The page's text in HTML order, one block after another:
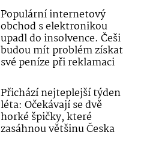
Populární internetový
obchod s elektronikou
upadl do insolvence. Češi
budou mít problém získat
své peníze při reklamaci
Přichází nejteplejší týden
léta: Očekávají se dvě
horké špičky, které
zasáhnou většinu Česka